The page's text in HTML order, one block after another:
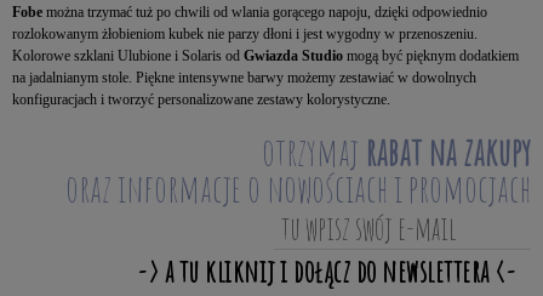
Fobe można trzymać tuż po chwili od wlania gorącego napoju, dzięki odpowiednio
rozlokowanym żłobieniom kubek nie parzy dłoni i jest wygodny w przenoszeniu.
Kolorowe szklani Ulubione i Solaris od Gwiazda Studio mogą być pięknym dodatkiem
na jadalnianym stole. Piękne intensywne barwy możemy zestawiać w dowolnych
konfiguracjach i tworzyć personalizowane zestawy kolorystyczne.
otrzymaj rabat na zakupy
oraz informacje o nowościach i promocjach